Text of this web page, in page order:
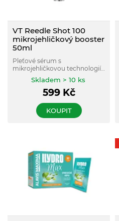
VT Reedle Shot 100
mikrojehličkový booster
50ml
Pleťové sérum s
mikrojehličkovou technologií,
které jemně stimuluje
pokožku, podporuje její
obnovu a přispívá
k osvěženému a
sjednocenému vzhledu.
Skladem > 10 ks
599Kč
KOUPIT